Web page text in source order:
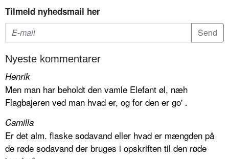
Tilmeld nyhedsmail her
Nyeste kommentarer
Henrik
Men man har beholdt den vamle Elefant øl, næh
Flagbajeren ved man hvad er, og for den er go' .
Camilla
Er det alm. flaske sodavand eller hvad er mængden på
de røde sodavand der bruges i opskriften til den røde